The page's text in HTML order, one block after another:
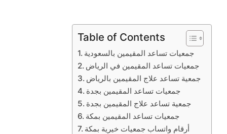
Table of Contents
جمعيات تساعد المقيمين بالسعودية
جمعيات تساعد المقيمين في الرياض
جمعية تساعد علاج المقيمين بالرياض
جمعيات تساعد المقيمين بجدة
جمعية تساعد علاج المقيمين بجدة
جمعيات تساعد المقيمين بمكة
أرقام واتساب جمعيات خيرية بمكة